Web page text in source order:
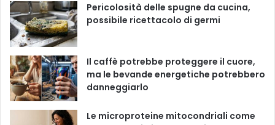
k
a
Pericolosità delle spugne da cucina,
possibile ricettacolo di germi
Il caffè potrebbe proteggere il cuore,
ma le bevande energetiche potrebbero
danneggiarlo
Le microproteine ​​mitocondriali come